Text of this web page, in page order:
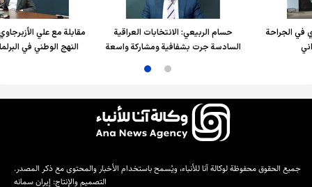
حسام الربیعي: الانتخابات العراقية
السادسة جرت بشفافية ومشاركة واسعة
مقابلة مع علي الأزبرجاوي،
النهج الوطني في البرلمان
جميع الحقوق محفوظة لوكالة آنا للأنباء، ويُسمح باستخدام الأخبار والمحتوى مع ذكر المصدر.
التصميم والإنتاج: إيران سمانه